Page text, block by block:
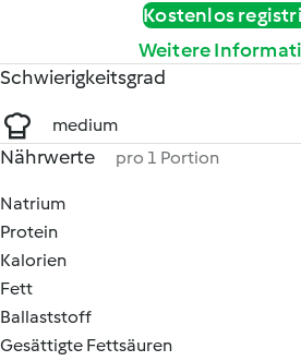
Kostenlos
Weitere
Schwierigkeitsgrad
medium
Nährwerte pro 1 Portion
Natrium
Protein
Kalorien
Fett
Ballaststoff
Gesättigte Fettsäuren